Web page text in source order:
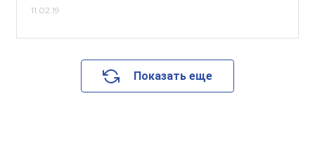
11.02.19
Показать еще